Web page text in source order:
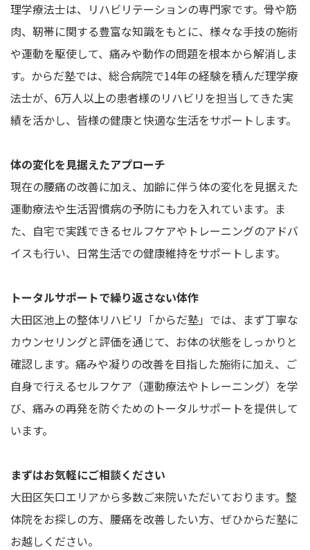
理学療法士は、リハビリテーションの専門家です。骨や筋
肉、靭帯に関する豊富な知識をもとに、様々な手技の施術
や運動を駆使して、痛みや動作の問題を根本から解消しま
す。からだ塾では、総合病院で14年の経験を積んだ理学療
法士が、6万人以上の患者様のリハビリを担当してきた実
績を活かし、皆様の健康と快適な生活をサポートします。
体の変化を見据えたアプローチ
現在の腰痛の改善に加え、加齢に伴う体の変化を見据えた
運動療法や生活習慣病の予防にも力を入れています。ま
た、自宅で実践できるセルフケアやトレーニングのアドバ
イスも行い、日常生活での健康維持をサポートします。
トータルサポートで繰り返さない体作
大田区池上の整体リハビリ「からだ塾」では、まず丁寧な
カウンセリングと評価を通じて、お体の状態をしっかりと
確認します。痛みや凝りの改善を目指した施術に加え、ご
自身で行えるセルフケア（運動療法やトレーニング）を学
び、痛みの再発を防ぐためのトータルサポートを提供して
います。
まずはお気軽にご相談ください
大田区矢口エリアから多数ご来院いただいております。整
体院をお探しの方、腰痛を改善したい方、ぜひからだ塾に
お越しください。